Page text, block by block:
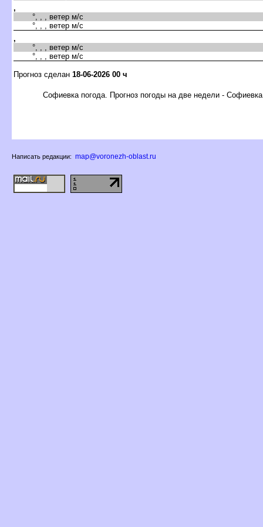
,
°, , , ветер м/с
°, , , ветер м/с
,
°, , , ветер м/с
°, , , ветер м/с
Прогноз сделан 18-06-2026 00 ч
Софиевка погода. Прогноз погоды на две недели - Софиевка
Написать редакции: map@voronezh-oblast.ru